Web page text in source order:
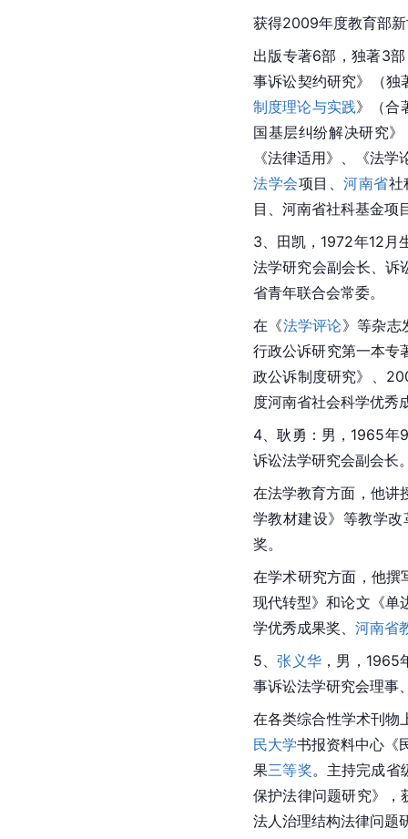
获得2009年度教育部
出版专著6部，独著3
事诉讼契约研究》（独
制度理论与实践》（合
国基层纠纷解决研究
《法律适用》、《法学
法学会项目、 河南省社
目、河南省社科基金项
3、 田凯 ，1972年12月
法学研究会副会长、诉
省青年联合会常委。
在《法学评论》等杂志
行政公诉研究第一本专
政公诉制度研究》、
度河南省社会科学优秀
4、耿勇：男，1965年
诉讼法学研究会副会长
在法学教育方面，他讲
学教材建设》等教学
奖。
在学术研究方面，他
现代转型》和论文《单
学优秀成果奖、 河南省
5、张义华 ，男，1965
事诉讼法学研究会理事
在各类综合性学术刊物
民大学书报资料中心《
果三等奖。主持完成省
保护法律问题研究》
法人治理结构法律问题